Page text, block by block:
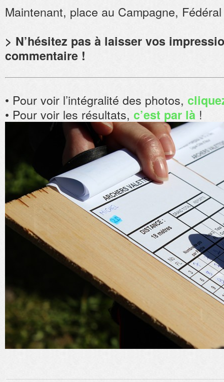
Maintenant, place au Campagne,
> N’hésitez pas à laisser vos
commentaire !
• Pour voir l’intégralité des photos,
• Pour voir les résultats, c’est par là !